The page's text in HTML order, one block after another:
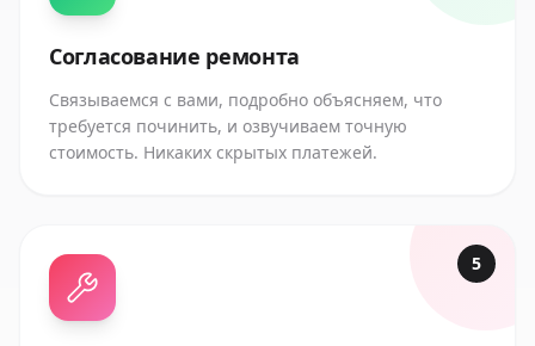
Согласование ремонта
Связываемся с вами, подробно объясняем, что
требуется починить, и озвучиваем точную
стоимость. Никаких скрытых платежей.
5